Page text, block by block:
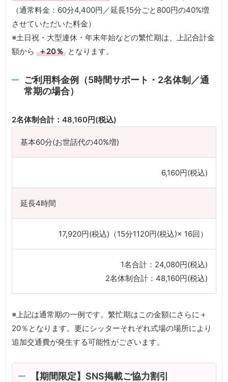
（通常料金：60分4,400円／延長15分ごと800円の40%増
させていただいた料金）
※土日祝・大型連休・年末年始などの繁忙期は、上記合計金
額から ＋20％となります。
ご利用料金例（5時間サポート・2名体制／通
常期の場合）
2名体制合計：48,160円(税込)
基本60分(お世話代の40%増)
6,160円(税込)
延長4時間
17,920円(税込)（15分1120円(税込)× 16回）
1名合計：24,080円(税込)
2名体制合計：48,160円(税込)
※上記は通常期の一例です。繁忙期はこの金額にさらに＋
20％となります。更にシッターそれぞれ式場の場所により
追加交通費が発生する可能性がございます。
【期間限定】SNS掲載ご協力割引